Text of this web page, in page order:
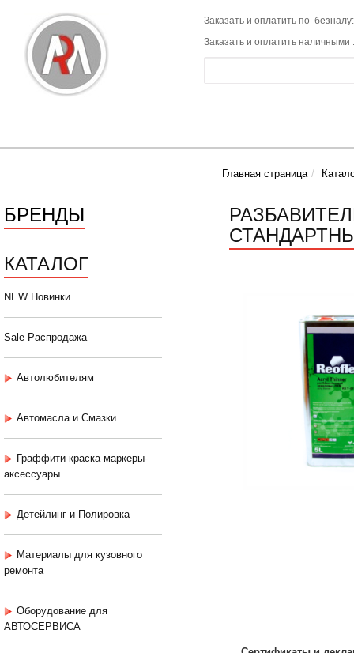
Заказать и оплатить по
Заказать и оплатить наличными
Главная страница
БРЕНДЫ
КАТАЛОГ
NEW Новинки
Sale Распродажа
Автолюбителям
Автомасла и Смазки
Граффити краска-маркеры-
аксессуары
Детейлинг и Полировка
Материалы для кузовного
ремонта
Оборудование для
АВТОСЕРВИСА